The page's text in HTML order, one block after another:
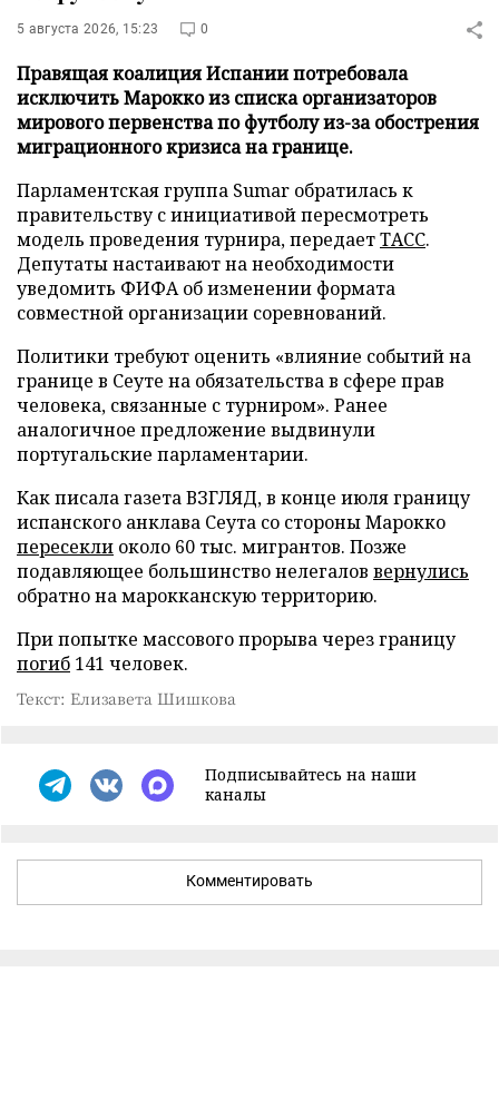
5 августа 2026, 15:23 0
Правящая коалиция Испании потребовала
исключить Марокко из списка организаторов
мирового первенства по футболу из-за обострения
миграционного кризиса на границе.
Парламентская группа Sumar обратилась к
правительству с инициативой пересмотреть
модель проведения турнира, передаетТАСС.
Депутаты настаивают на необходимости
уведомить ФИФА об изменении формата
совместной организации соревнований.
Политики требуют оценить «влияние событий на
границе в Сеуте на обязательства в сфере прав
человека, связанные с турниром». Ранее
аналогичное предложение выдвинули
португальские парламентарии.
Как писала газета ВЗГЛЯД, в конце июля границу
испанского анклава Сеута со стороны Марокко
пересекли около 60 тыс. мигрантов. Позже
подавляющее большинство нелегалов вернулись
обратно на марокканскую территорию.
При попытке массового прорыва через границу
погиб 141 человек.
Текст: Елизавета Шишкова
Подписывайтесь на наши
каналы
Комментировать